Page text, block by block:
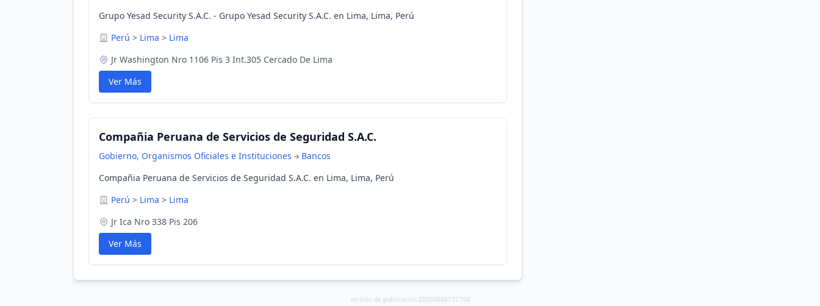
Grupo Yesad Security S.A.C. - Grupo Yesad Security S.A.C. en Lima, Lima, Perú
Perú > Lima > Lima
Jr Washington Nro 1106 Pis 3 Int.305 Cercado De Lima
Ver Más
Compañia Peruana de Servicios de Seguridad S.A.C.
Gobierno, Organismos Oficiales e Instituciones
Bancos
Compañia Peruana de Servicios de Seguridad S.A.C. en Lima, Lima, Perú
Perú > Lima > Lima
Jr Ica Nro 338 Pis 206
Ver Más
versión de publicación 20260806172704